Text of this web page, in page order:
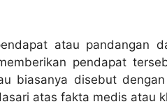
atau pandangan
pendapat
biasanya disebut
atas fakta medis atau